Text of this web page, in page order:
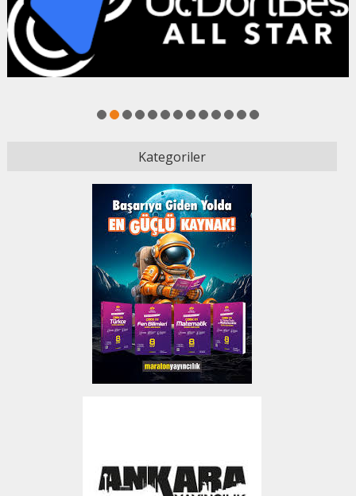
1 2 3 4 5 6 7 8 9 10111213
Kategoriler